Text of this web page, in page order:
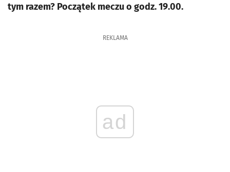
tym razem? Początek meczu o godz. 19.00.
REKLAMA
ad